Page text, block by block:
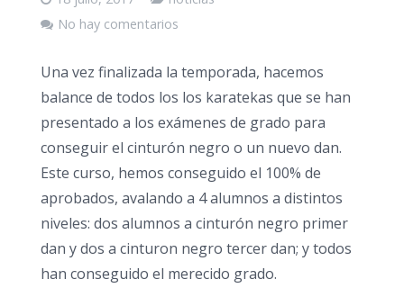
No hay comentarios
Una vez finalizada la temporada, hacemos
balance de todos los los karatekas que se han
presentado a los exámenes de grado para
conseguir el cinturón negro o un nuevo dan.
Este curso, hemos conseguido el 100% de
aprobados, avalando a 4 alumnos a distintos
niveles: dos alumnos a cinturón negro primer
dan y dos a cinturon negro tercer dan; y todos
han conseguido el merecido grado.